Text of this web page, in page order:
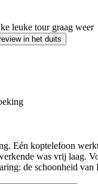
leuke tour graag weer
in het duits
Eén koptelefoon
was vrij laag.
de schoonheid van